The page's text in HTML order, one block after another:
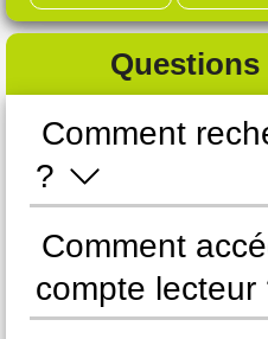
Questions
Comment
?
Comment
compte lecteur